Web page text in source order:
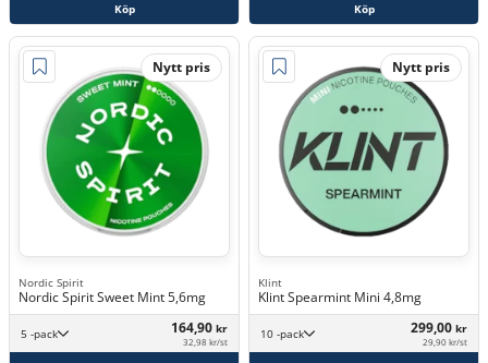
Köp Köp
Nytt pris
Nordic Spirit
Nordic Spirit Sweet Mint 5,6mg
5 -pack 164,90 kr
32,98 kr/st
Nytt pris
Klint
Klint Spearmint Mini 4,8mg
10 -pack 299,00 kr
29,90 kr/st